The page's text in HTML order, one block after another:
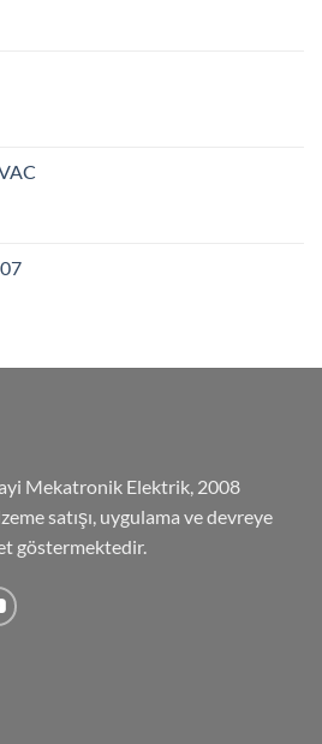
Mekatronik Elektrik, 2008
satışı, uygulama ve devreye
göstermektedir.